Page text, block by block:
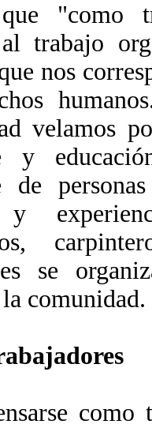
"como
trabajo
nos
velamos
y
de
y
se
comunidad.
como